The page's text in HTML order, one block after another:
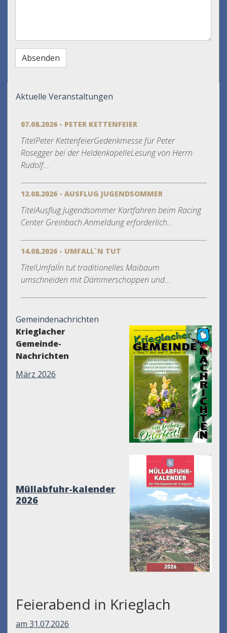
Aktuelle Veranstaltungen
07.08.2026 - PETER KETTENFEIER
TitelPeter KettenfeierGedenkmesse für Peter
Rosegger bei der HeldenkapelleLesung von Herrn
Rudolf...
12.08.2026 - AUSFLUG JUGENDSOMMER
TitelAusflug Jugendsommer Kartfahren beim Racing
Center Greinbach Anmeldung erforderlich...
14.08.2026 - UMFALL´N TUT
TitelUmfall´n tut traditionelles Maibaum
umschneiden mit Dämmerschoppen und...
Gemeindenachrichten
Krieglacher
Gemeinde-
Nachrichten
März 2026
Müllabfuhr-kalender
2026
Feierabend in Krieglach
am 31.07.2026